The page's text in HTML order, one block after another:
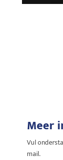
Meer
Vul
mail.